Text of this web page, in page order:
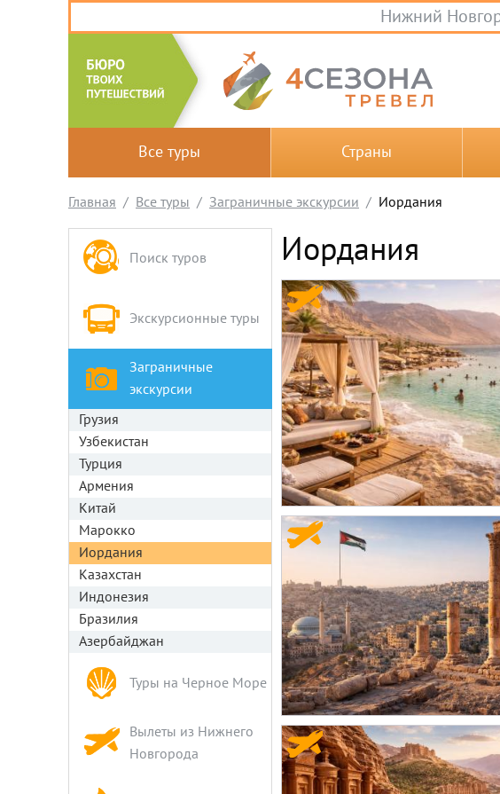
Нижний
Все туры Страны
Главная Все туры Заграничные экскурсии Иордания
Поиск туров
Экскурсионные туры
Заграничные
экскурсии
Грузия
Узбекистан
Турция
Армения
Китай
Марокко
Иордания
Казахстан
Индонезия
Бразилия
Азербайджан
Туры на Черное Море
Вылеты из Нижнего
Новгорода
Иордания